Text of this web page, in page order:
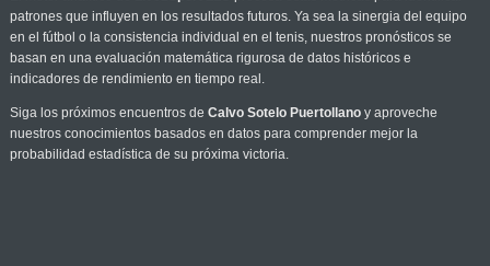
patrones que influyen en los resultados futuros. Ya sea la sinergia del equipo
en el fútbol o la consistencia individual en el tenis, nuestros pronósticos se
basan en una evaluación matemática rigurosa de datos históricos e
indicadores de rendimiento en tiempo real.
Siga los próximos encuentros de Calvo Sotelo Puertollanoy aproveche
nuestros conocimientos basados en datos para comprender mejor la
probabilidad estadística de su próxima victoria.